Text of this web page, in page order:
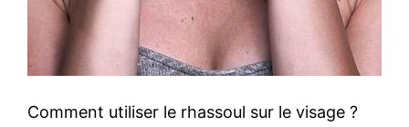
Comment utiliser le rhassoul sur le visage ?